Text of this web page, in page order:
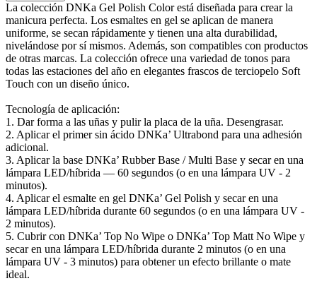
La colección DNKa Gel Polish Color está diseñada para crear la
manicura perfecta. Los esmaltes en gel se aplican de manera
uniforme, se secan rápidamente y tienen una alta durabilidad,
nivelándose por sí mismos. Además, son compatibles con productos
de otras marcas. La colección ofrece una variedad de tonos para
todas las estaciones del año en elegantes frascos de terciopelo Soft
Touch con un diseño único.
Tecnología de aplicación:
1. Dar forma a las uñas y pulir la placa de la uña. Desengrasar.
2. Aplicar el primer sin ácido DNKa’ Ultrabond para una adhesión
adicional.
3. Aplicar la base DNKa’ Rubber Base / Multi Base y secar en una
lámpara LED/híbrida — 60 segundos (o en una lámpara UV - 2
minutos).
4. Aplicar el esmalte en gel DNKa’ Gel Polish y secar en una
lámpara LED/híbrida durante 60 segundos (o en una lámpara UV -
2 minutos).
5. Cubrir con DNKa’ Top No Wipe o DNKa’ Top Matt No Wipe y
secar en una lámpara LED/híbrida durante 2 minutos (o en una
lámpara UV - 3 minutos) para obtener un efecto brillante o mate
ideal.